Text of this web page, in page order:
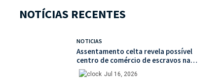
NOTÍCIAS RECENTES
NOTICIAS
Assentamento celta revela possível
centro de comércio de escravos na
França
Jul 16, 2026